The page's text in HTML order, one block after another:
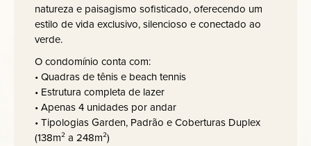
natureza e paisagismo sofisticado, oferecendo um
estilo de vida exclusivo, silencioso e conectado ao
verde.
O condomínio conta com:
• Quadras de tênis e beach tennis
• Estrutura completa de lazer
• Apenas 4 unidades por andar
• Tipologias Garden, Padrão e Coberturas Duplex
(138m² a 248m²)